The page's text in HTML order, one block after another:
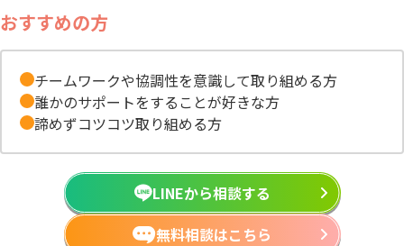
おすすめの方
チームワークや協調性を意識して取り組める方
誰かのサポートをすることが好きな方
諦めずコツコツ取り組める方
LINEから相談する
無料相談はこちら